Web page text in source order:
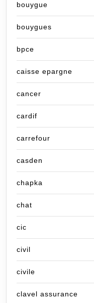
bouygue
bouygues
bpce
caisse epargne
cancer
cardif
carrefour
casden
chapka
chat
cic
civil
civile
clavel assurance